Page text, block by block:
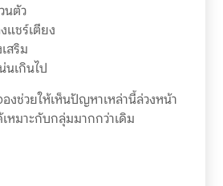
นตัว
แชร์เตียง
สริม
นเกินไป
งช่วยให้เห็นปัญหาเหล่านี้ล่วงหน้า
หมาะกับกลุ่มมากกว่าเดิม